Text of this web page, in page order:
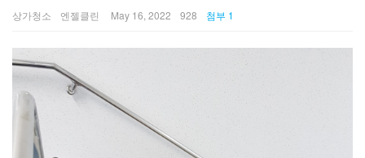
상가청소 엔젤클린 May 16, 2022 928 첨부 1